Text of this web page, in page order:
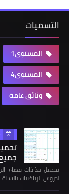
التسميات
المستوى1
المستوى4
وثائق عامة
تحميل جذاذات فضاء
لدروس الرياضيات